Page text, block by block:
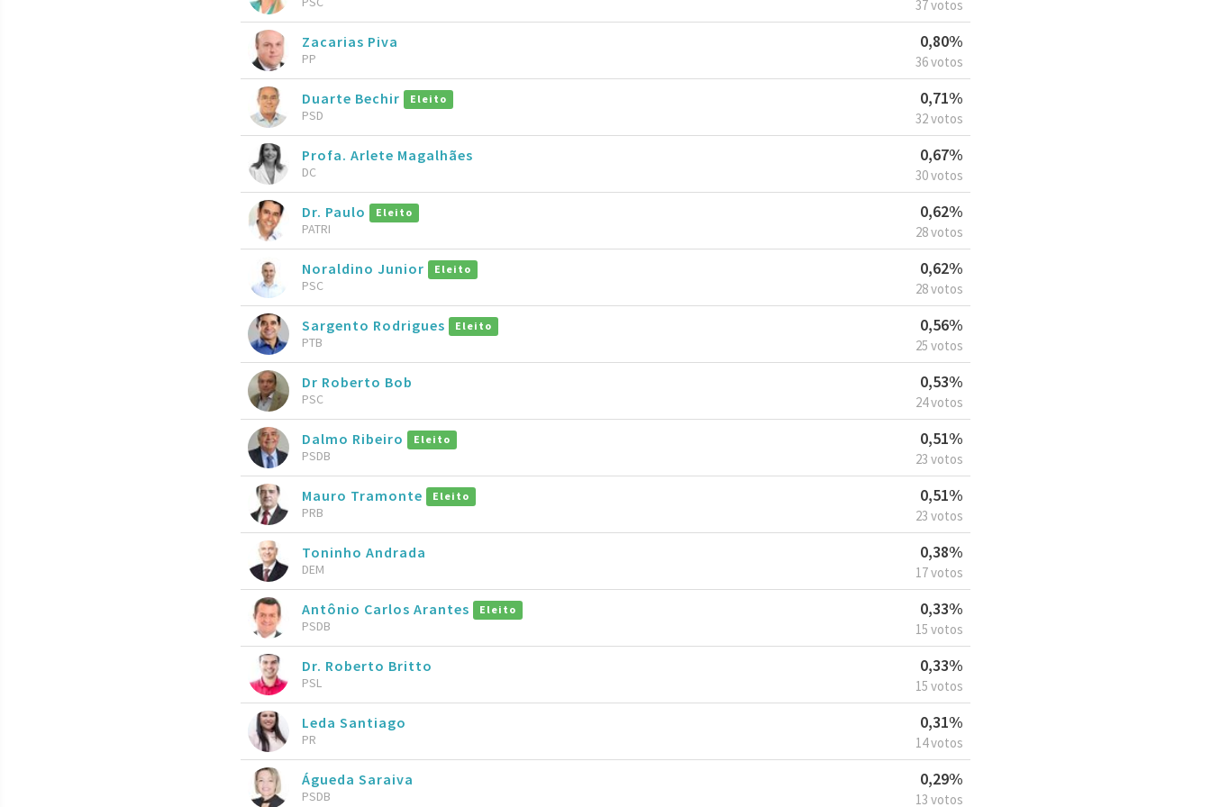
37 votos
Zacarias Piva
PP
0,80%
36 votos
Duarte Bechir Eleito
PSD
0,71%
32 votos
Profa. Arlete Magalhães
DC
0,67%
30 votos
Dr. Paulo Eleito
PATRI
0,62%
28 votos
Noraldino Junior Eleito
PSC
0,62%
28 votos
Sargento Rodrigues Eleito
PTB
0,56%
25 votos
Dr Roberto Bob
PSC
0,53%
24 votos
Dalmo Ribeiro Eleito
PSDB
0,51%
23 votos
Mauro Tramonte Eleito
PRB
0,51%
23 votos
Toninho Andrada
DEM
0,38%
17 votos
Antônio Carlos Arantes Eleito
PSDB
0,33%
15 votos
Dr. Roberto Britto
PSL
0,33%
15 votos
Leda Santiago
PR
0,31%
14 votos
Águeda Saraiva
PSDB
0,29%
13 votos